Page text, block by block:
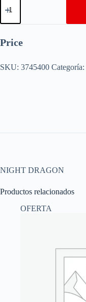
Price
SKU: 3745400 Categoría:
NIGHT DRAGON
Productos relacionados
OFERTA